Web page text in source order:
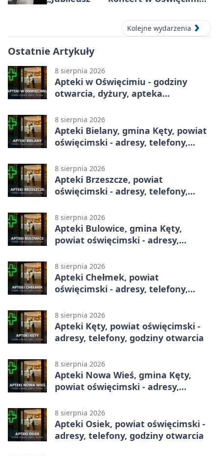
Kolejne wydarzenia
Ostatnie Artykuły
8 sierpnia 2026
Apteki w Oświęcimiu - godziny
otwarcia, dyżury, apteka
8 sierpnia 2026
Apteki Bielany, gmina Kęty, powiat
oświęcimski - adresy, telefony,
8 sierpnia 2026
Apteki Brzeszcze, powiat
oświęcimski - adresy, telefony,
8 sierpnia 2026
Apteki Bulowice, gmina Kęty,
powiat oświęcimski - adresy,
8 sierpnia 2026
Apteki Chełmek, powiat
oświęcimski - adresy, telefony,
8 sierpnia 2026
Apteki Kęty, powiat oświęcimski -
adresy, telefony, godziny otwarcia
8 sierpnia 2026
Apteki Nowa Wieś, gmina Kęty,
powiat oświęcimski - adresy,
8 sierpnia 2026
Apteki Osiek, powiat oświęcimski -
adresy, telefony, godziny otwarcia